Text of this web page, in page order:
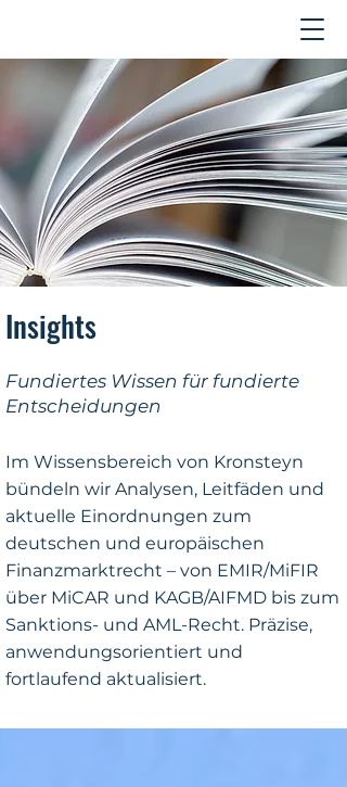
Insights
Fundiertes Wissen für fundierte
Entscheidungen
Im Wissensbereich von Kronsteyn
bündeln wir Analysen, Leitfäden und
aktuelle Einordnungen zum
deutschen und europäischen
Finanzmarktrecht – von EMIR/MiFIR
über MiCAR und KAGB/AIFMD bis zum
Sanktions- und AML-Recht. Präzise,
anwendungsorientiert und
fortlaufend aktualisiert.